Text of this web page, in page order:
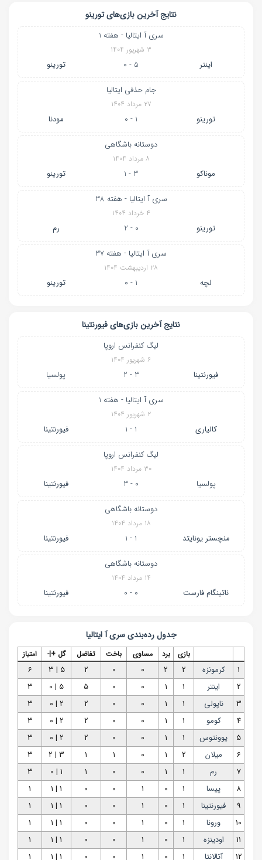
نتایج آخرین بازی‌های تورینو
سری آ ایتالیا - هفته 1
۳ شهریور ۱۴۰۴
اینتر 5 - 0 تورینو
جام حذفی ایتالیا
۲۷ مرداد ۱۴۰۴
تورینو 1 - 0 مودنا
دوستانه باشگاهی
۸ مرداد ۱۴۰۴
موناکو 3 - 1 تورینو
سری آ ایتالیا - هفته 38
۴ خرداد ۱۴۰۴
تورینو 0 - 2 رم
سری آ ایتالیا - هفته 37
۲۸ اردیبهشت ۱۴۰۴
لچه 1 - 0 تورینو
نتایج آخرین بازی‌های فیورنتینا
لیگ کنفرانس اروپا
۶ شهریور ۱۴۰۴
فیورنتینا 3 - 2 پولسیا
سری آ ایتالیا - هفته 1
۲ شهریور ۱۴۰۴
کالیاری 1 - 1 فیورنتینا
لیگ کنفرانس اروپا
۳۰ مرداد ۱۴۰۴
پولسیا 0 - 3 فیورنتینا
دوستانه باشگاهی
۱۸ مرداد ۱۴۰۴
منچستر یونایتد 1 - 1 فیورنتینا
دوستانه باشگاهی
۱۴ مرداد ۱۴۰۴
ناتینگام فارست 0 - 0 فیورنتینا
جدول رده‌بندیسری آ ایتالیا
بازی برد مساوی باخت تفاضل گل +|- امتیاز
1 کرمونزه 2
2
0
0
2
5 | 3
6
2
اینتر 1
1
0
0
5
5 | 0
3
3
ناپولی 1
1
0
0
2
2 | 0
3
4
کومو 1
1
0
0
2
2 | 0
3
5
یوونتوس 1
1
0
0
2
2 | 0
3
6
میلان 2
1
0
1
1
3 | 2
3
7
رم 1
1
0
0
1
1 | 0
3
8
پیسا 1
0
1
0
0
1 | 1
1
9
فیورنتینا 1
0
1
0
0
1 | 1
1
10
ورونا 1
0
1
0
0
1 | 1
1
11
اودینزه 1
0
1
0
0
1 | 1
1
12
آتالانتا 1
0
1
0
0
1 | 1
1